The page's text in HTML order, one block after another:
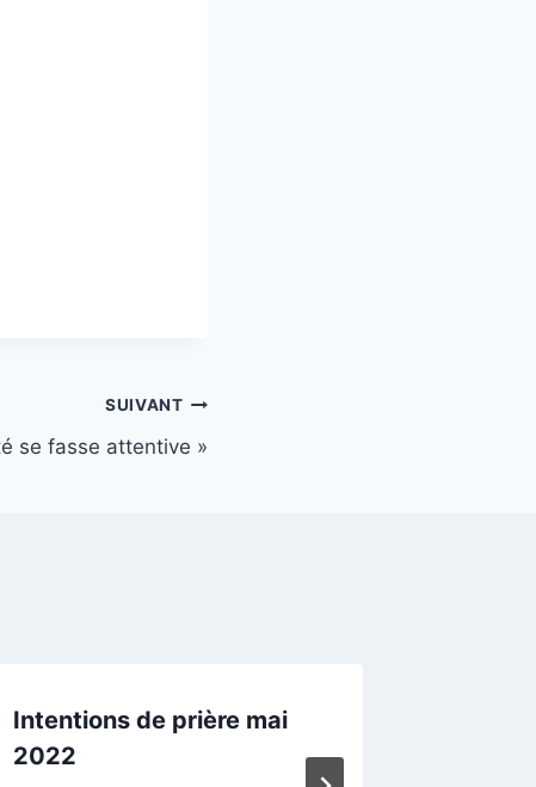
SUIVANT
se fasse attentive »
Intentions de prière mai
2022